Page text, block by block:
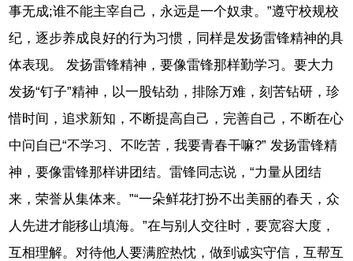
事无成;谁不能主宰自己，永远是一个奴隶。”遵守校规校
纪，逐步养成良好的行为习惯，同样是发扬雷锋精神的具
体表现。 发扬雷锋精神，要像雷锋那样勤学习。要大力
发扬“钉子”精神，以一股钻劲，排除万难，刻苦钻研，珍
惜时间，追求新知，不断提高自己，完善自己，不断在心
中问自已“不学习、不吃苦，我要青春干嘛?” 发扬雷锋精
神，要像雷锋那样讲团结。雷锋同志说，“力量从团结
来，荣誉从集体来。”“一朵鲜花打扮不出美丽的春天，众
人先进才能移山填海。”在与别人交往时，要宽容大度，
互相理解。对待他人要满腔热忱，做到诚实守信，互帮互